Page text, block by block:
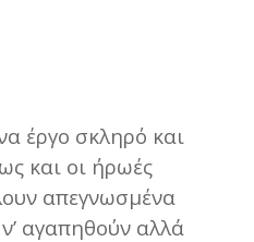
έργο σκληρό και
και οι ήρωές
απεγνωσμένα
αγαπηθούν αλλά